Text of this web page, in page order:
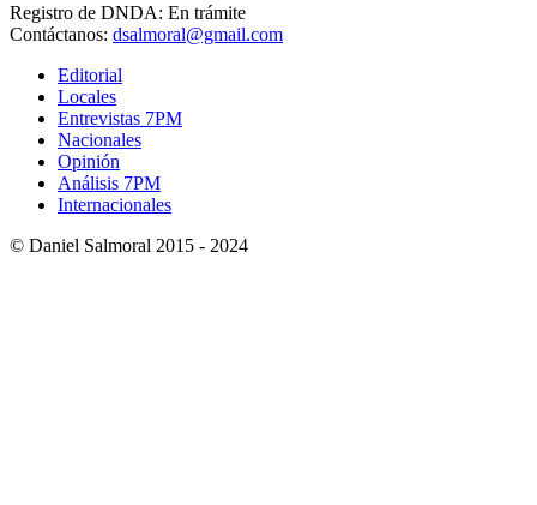
Registro de DNDA: En trámite
Contáctanos: dsalmoral@gmail.com
Editorial
Locales
Entrevistas 7PM
Nacionales
Opinión
Análisis 7PM
Internacionales
© Daniel Salmoral 2015 - 2024